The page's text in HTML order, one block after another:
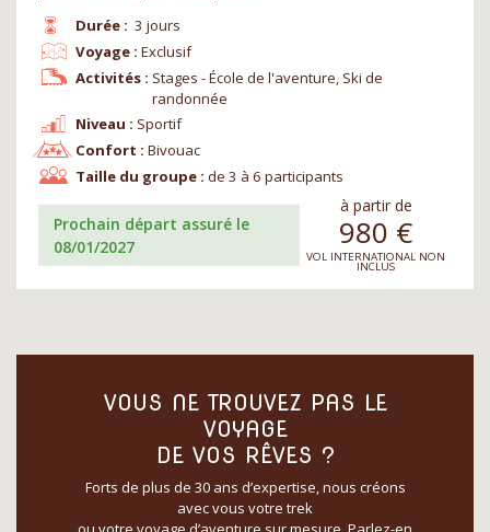
Durée : 3 jours
Niveau : Sportif
Voyage : Exclusif
Confort : Bivouac
Activités : Stages - École de l'aventure, Ski de
randonnée
Taille du groupe : de 3 à 6 participants
Prochain départ assuré le
08/01/2027
à partir de
980 €
VOL INTERNATIONAL NON
INCLUS
VOUS NE TROUVEZ PAS LE
VOYAGE
DE VOS RÊVES ?
Forts de plus de 30 ans d’expertise, nous créons
avec vous votre trek